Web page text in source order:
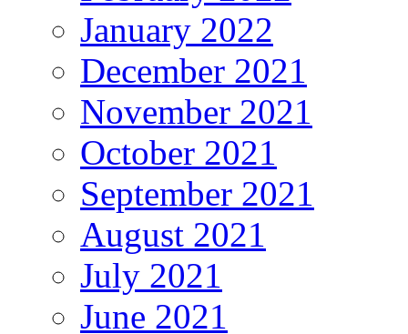
January 2022
December 2021
November 2021
October 2021
September 2021
August 2021
July 2021
June 2021